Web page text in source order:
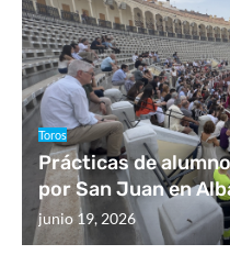
Toros
Prácticas de
por San Juan en
junio 19, 2026